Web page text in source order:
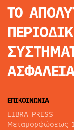
ΤΟ
ΕΠΙΚΟΙΝΩΝΙΑ
LIBRA PRESS
Μεταμορφώσεως